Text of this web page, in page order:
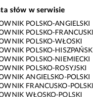
słów w serwisie
POLSKO-ANGIELSKI
POLSKO-FRANCUSKI
POLSKO-WŁOSKI
POLSKO-HISZPAŃSKI
POLSKO-NIEMIECKI
POLSKO-ROSYJSKI
ANGIELSKO-POLSKI
FRANCUSKO-POLSKI
WŁOSKO-POLSKI